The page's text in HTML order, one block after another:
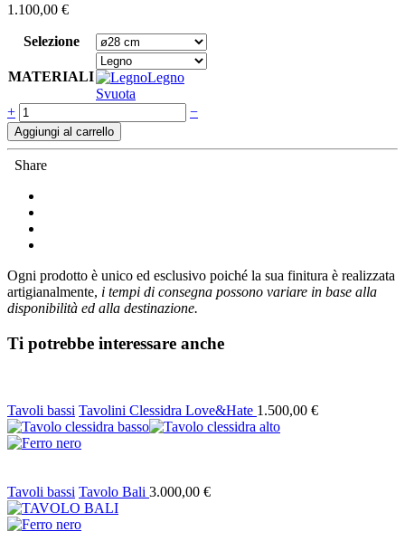
1.100,00 €
Selezione
MATERIALI
Legno
Svuota
Quantità
+ −
Aggiungi al carrello
Share
Ogni prodotto è unico ed esclusivo poiché la sua finitura è realizzata
artigianalmente, i tempi di consegna possono variare in base alla
disponibilità ed alla destinazione.
Ti potrebbe interessare anche
Tavoli bassi Tavolini Clessidra Love&Hate 1.500,00 €
Tavoli bassi Tavolo Bali 3.000,00 €